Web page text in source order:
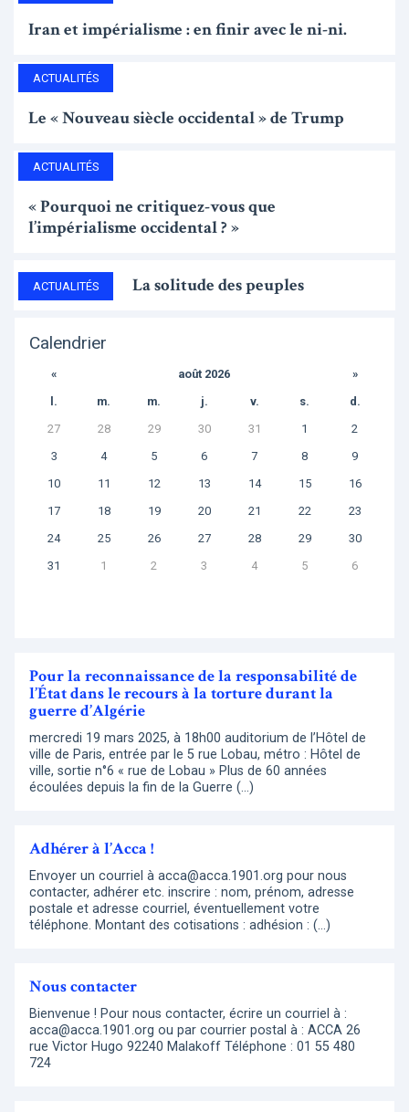
Iran et impérialisme : en finir avec le ni-ni.
ACTUALITÉS
Le « Nouveau siècle occidental » de Trump
ACTUALITÉS
« Pourquoi ne critiquez-vous que
l’impérialisme occidental ? »
ACTUALITÉS La solitude des peuples
Calendrier
« août 2026
»
l.
m. m. j. v. s.
d.
27
28 29 30 31 1
2
3
4 5 6 7 8
9
10
11 12 13 14 15
16
17
18 19 20 21 22
23
24
25 26 27 28 29
30
31
1 2 3 4 5 6
Pour la reconnaissance de la responsabilité de
l’État dans le recours à la torture durant la
guerre d’Algérie
mercredi 19 mars 2025, à 18h00 auditorium de l’Hôtel de
ville de Paris, entrée par le 5 rue Lobau, métro : Hôtel de
ville, sortie n°6 « rue de Lobau » Plus de 60 années
écoulées depuis la fin de la Guerre (…)
Adhérer à l’Acca !
Envoyer un courriel à acca@acca.1901.org pour nous
contacter, adhérer etc. inscrire : nom, prénom, adresse
postale et adresse courriel, éventuellement votre
téléphone. Montant des cotisations : adhésion : (…)
Nous contacter
Bienvenue ! Pour nous contacter, écrire un courriel à :
acca@acca.1901.org ou par courrier postal à : ACCA 26
rue Victor Hugo 92240 Malakoff Téléphone : 01 55 480
724